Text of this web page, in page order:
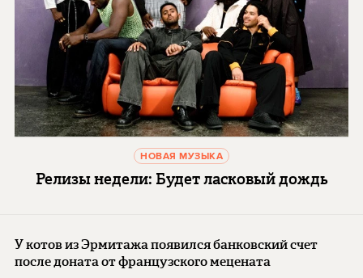
НОВАЯ МУЗЫКА
Релизы недели: Будет ласковый дождь
У котов из Эрмитажа появился банковский счет
после доната от французского мецената